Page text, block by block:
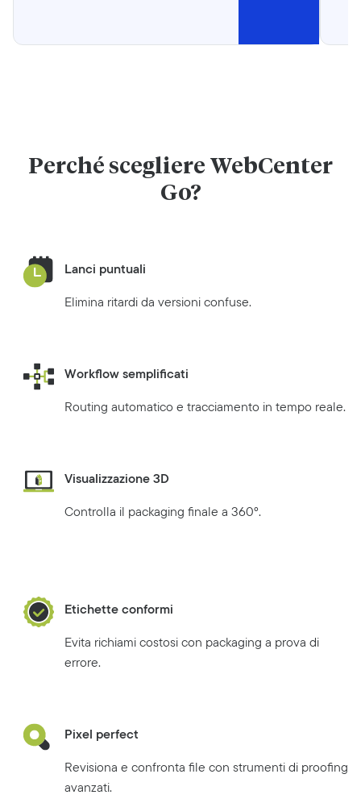
Perché scegliere WebCenter
Go?
Lanci puntuali
Elimina ritardi da versioni confuse.
Workflow semplificati
Routing automatico e tracciamento in tempo reale.
Visualizzazione 3D
Controlla il packaging finale a 360°.
Etichette conformi
Evita richiami costosi con packaging a prova di
errore.
Pixel perfect
Revisiona e confronta file con strumenti di proofing
avanzati.